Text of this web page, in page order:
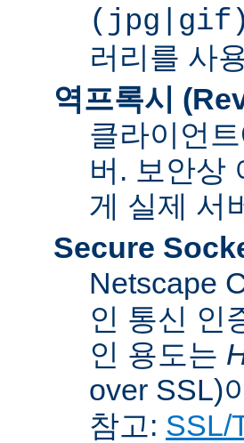
러리를 사
역프록시
클라이언
버. 보안상
게 실제 서
Secure
Netscape
인 통신 인
인 용도는
over SSL)
참고: SSL/